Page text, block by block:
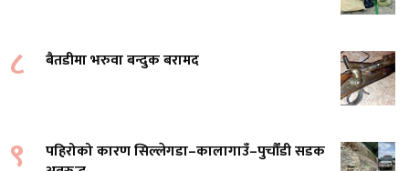
८ बैतडीमा भरुवा बन्दुक बरामद
९
पहिरोको कारण सिल्लेगडा–कालागाउँ–पुर्चौंडी सडक